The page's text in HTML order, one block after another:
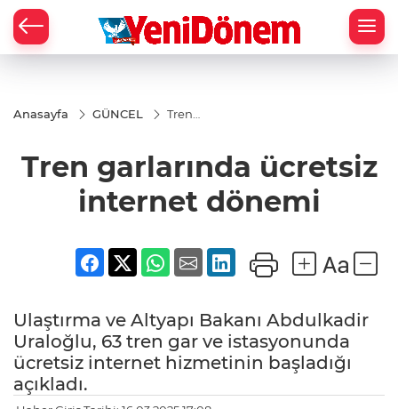
Anasayfa GÜNCEL
Tren
dönemi
Tren garlarında ücretsiz
internet dönemi
Ulaştırma ve Altyapı Bakanı Abdulkadir
Uraloğlu, 63 tren gar ve istasyonunda
ücretsiz internet hizmetinin başladığı
açıkladı.